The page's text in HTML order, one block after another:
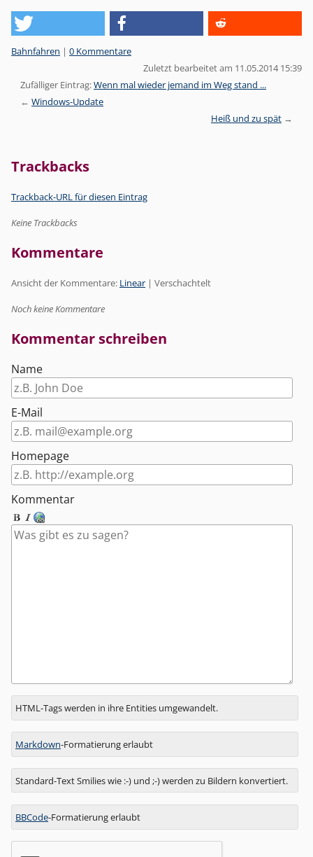
Kategorien:
Bahnfahren | 0 Kommentare
Zuletzt bearbeitet am 11.05.2014 15:39
Zufälliger Eintrag:Wenn mal wieder jemand im Weg stand ...
Windows-Update
Heiß und zu spät
Trackbacks
Trackback-URL für diesen Eintrag
Keine Trackbacks
Kommentare
Ansicht der Kommentare: Linear | Verschachtelt
Noch keine Kommentare
Kommentar schreiben
Name
E-Mail
Homepage
Kommentar
Antwort
zu
HTML-Tags werden in ihre Entities umgewandelt.
Markdown-Formatierung erlaubt
Standard-Text Smilies wie :-) und ;-) werden zu Bildern konvertiert.
BBCode-Formatierung erlaubt